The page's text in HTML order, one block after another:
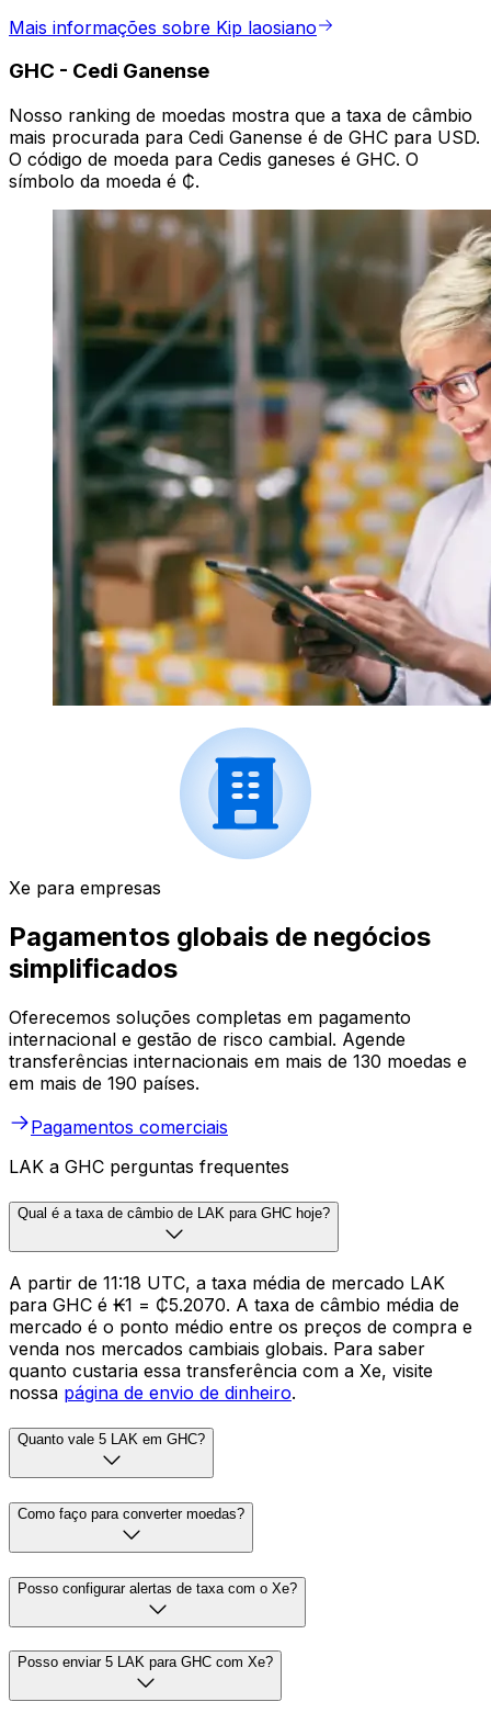
Mais informações sobre Kip laosiano
GHC - Cedi Ganense
Nosso ranking de moedas mostra que a taxa de câmbio
mais procurada para Cedi Ganense é de GHC para USD.
O código de moeda para Cedis ganeses é GHC. O
símbolo da moeda é ₵.
Xe para empresas
Pagamentos globais de negócios
simplificados
Oferecemos soluções completas em pagamento
internacional e gestão de risco cambial. Agende
transferências internacionais em mais de 130 moedas e
em mais de 190 países.
Pagamentos comerciais
LAK a GHC perguntas frequentes
Qual é a taxa de câmbio de LAK para GHC hoje?
A partir de 11:18 UTC, a taxa média de mercado LAK
para GHC é ₭1 = ₵5.2070. A taxa de câmbio média de
mercado é o ponto médio entre os preços de compra e
venda nos mercados cambiais globais. Para saber
quanto custaria essa transferência com a Xe, visite
nossa página de envio de dinheiro.
Quanto vale 5 LAK em GHC?
Como faço para converter moedas?
Posso configurar alertas de taxa com o Xe?
Posso enviar 5 LAK para GHC com Xe?